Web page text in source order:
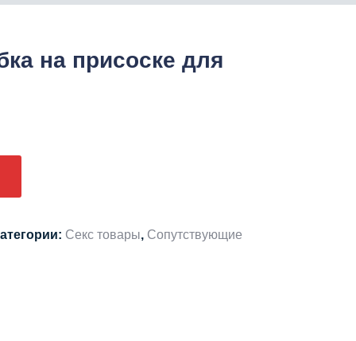
на присоске для
Секс товары, Сопутствующие